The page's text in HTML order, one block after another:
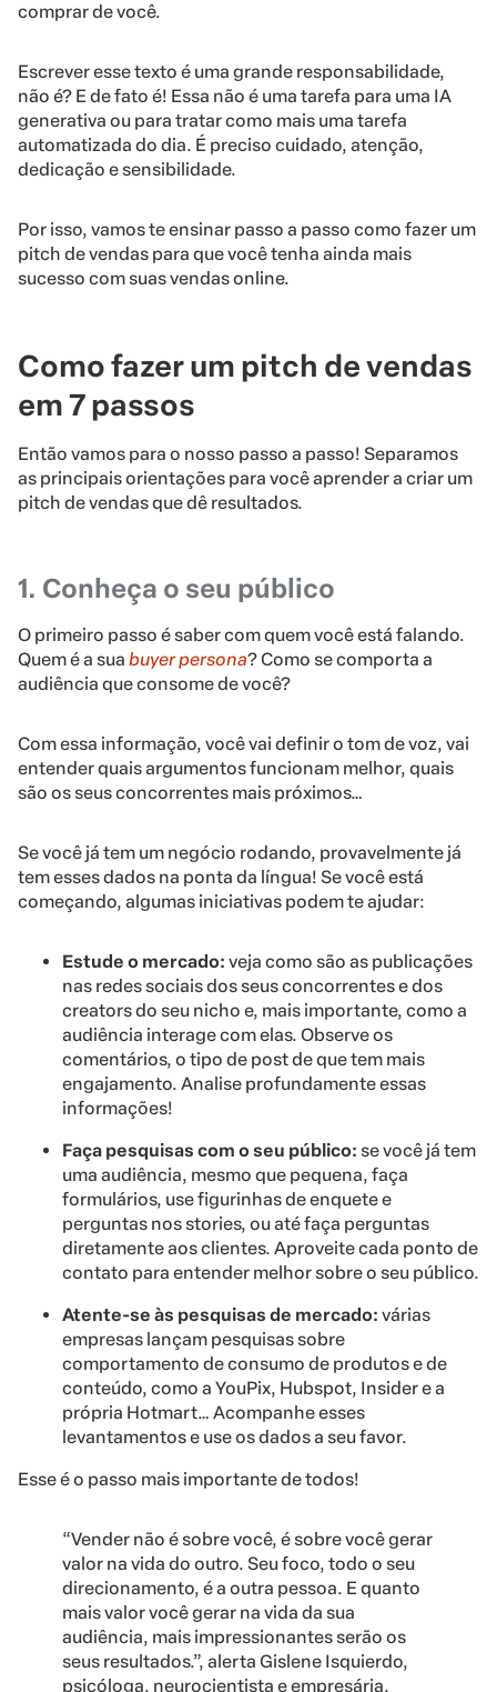
comprar de você.
Escrever esse texto é uma grande responsabilidade,
não é? E de fato é! Essa não é uma tarefa para uma IA
generativa ou para tratar como mais uma tarefa
automatizada do dia. É preciso cuidado, atenção,
dedicação e sensibilidade.
Por isso, vamos te ensinar passo a passo como fazer um
pitch de vendas para que você tenha ainda mais
sucesso com suas vendas online.
Como fazer um pitch de vendas
em 7 passos
Então vamos para o nosso passo a passo! Separamos
as principais orientações para você aprender a criar um
pitch de vendas que dê resultados.
1. Conheça o seu público
O primeiro passo é saber com quem você está falando.
Quem é a sua buyer persona? Como se comporta a
audiência que consome de você?
Com essa informação, você vai definir o tom de voz, vai
entender quais argumentos funcionam melhor, quais
são os seus concorrentes mais próximos…
Se você já tem um negócio rodando, provavelmente já
tem esses dados na ponta da língua! Se você está
começando, algumas iniciativas podem te ajudar:
Estude o mercado: veja como são as publicações
nas redes sociais dos seus concorrentes e dos
creators do seu nicho e, mais importante, como a
audiência interage com elas. Observe os
comentários, o tipo de post de que tem mais
engajamento. Analise profundamente essas
informações!
Faça pesquisas com o seu público: se você já tem
uma audiência, mesmo que pequena, faça
formulários, use figurinhas de enquete e
perguntas nos stories, ou até faça perguntas
diretamente aos clientes. Aproveite cada ponto de
contato para entender melhor sobre o seu público.
Atente-se às pesquisas de mercado: várias
empresas lançam pesquisas sobre
comportamento de consumo de produtos e de
conteúdo, como a YouPix, Hubspot, Insider e a
própria Hotmart… Acompanhe esses
levantamentos e use os dados a seu favor.
Esse é o passo mais importante de todos!
“Vender não é sobre você, é sobre você gerar
valor na vida do outro. Seu foco, todo o seu
direcionamento, é a outra pessoa. E quanto
mais valor você gerar na vida da sua
audiência, mais impressionantes serão os
seus resultados.”, alerta Gislene Isquierdo,
psicóloga, neurocientista e empresária.